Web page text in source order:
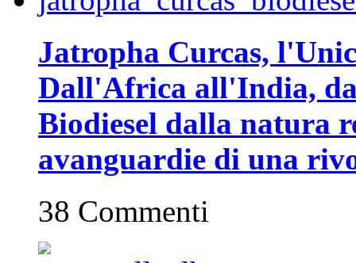
Jatropha Curcas,
Dall'Africa all'India,
Biodiesel dalla natura
avanguardie di una
38 Commenti